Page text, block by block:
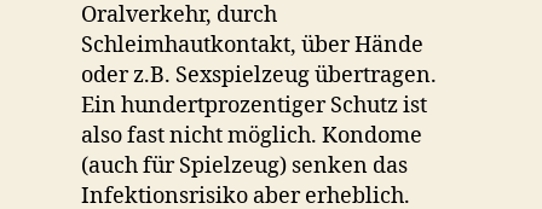
Oralverkehr, durch
Schleimhautkontakt, über Hände
oder z.B. Sexspielzeug übertragen.
Ein hundertprozentiger Schutz ist
also fast nicht möglich. Kondome
(auch für Spielzeug) senken das
Infektionsrisiko aber erheblich.